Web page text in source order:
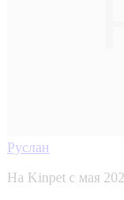
Руслан
На Kinpet c мая